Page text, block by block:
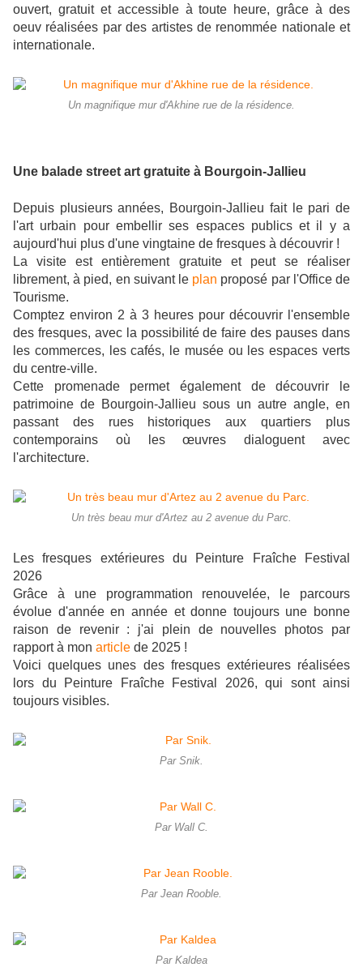
ouvert, gratuit et accessible à toute heure, grâce à des
oeuv réalisées par des artistes de renommée nationale et
internationale.
Un magnifique mur d'Akhine rue de la résidence.
Une balade street art gratuite à Bourgoin-Jallieu
Depuis plusieurs années, Bourgoin-Jallieu fait le pari de
l'art urbain pour embellir ses espaces publics et il y a
aujourd'hui plus d'une vingtaine de fresques à découvrir !
La visite est entièrement gratuite et peut se réaliser
librement, à pied, en suivant le plan proposé par l'Office de
Tourisme.
Comptez environ 2 à 3 heures pour découvrir l'ensemble
des fresques, avec la possibilité de faire des pauses dans
les commerces, les cafés, le musée ou les espaces verts
du centre-ville.
Cette promenade permet également de découvrir le
patrimoine de Bourgoin-Jallieu sous un autre angle, en
passant des rues historiques aux quartiers plus
contemporains où les œuvres dialoguent avec
l'architecture.
Un très beau mur d'Artez au 2 avenue du Parc.
Les fresques extérieures du Peinture Fraîche Festival
2026
Grâce à une programmation renouvelée, le parcours
évolue d'année en année et donne toujours une bonne
raison de revenir : j'ai plein de nouvelles photos par
rapport à mon article de 2025 !
Voici quelques unes des fresques extérieures réalisées
lors du Peinture Fraîche Festival 2026, qui sont ainsi
toujours visibles.
Par Snik.
Par Wall C.
Par Jean Rooble.
Par Kaldea